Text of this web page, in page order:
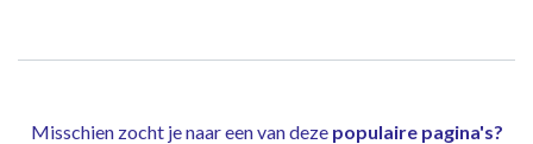
Misschien zocht je naar een van deze populaire pagina's?